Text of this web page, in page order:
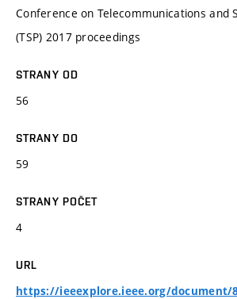
Conference on Telecommunications and
(TSP) 2017 proceedings
STRANY OD
56
STRANY DO
59
STRANY POČET
4
URL
https://ieeexplore.ieee.org/document/